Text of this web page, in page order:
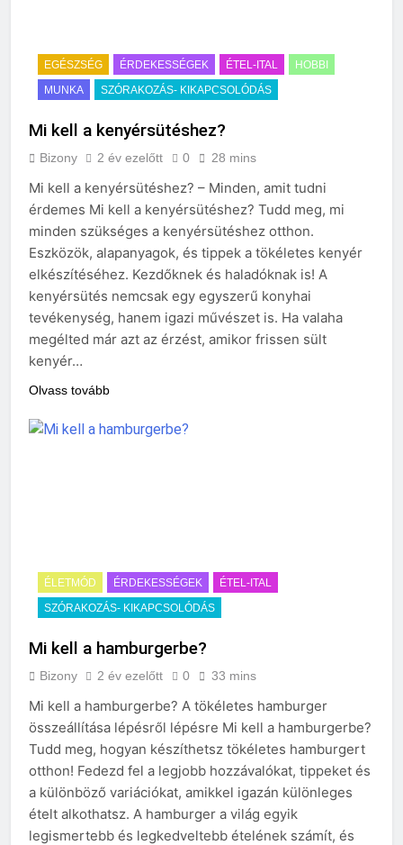
EGÉSZSÉG ÉRDEKESSÉGEK ÉTEL-ITAL
HOBBI
MUNKA
SZÓRAKOZÁS- KIKAPCSOLÓDÁS
Mi kell a kenyérsütéshez?
Bizony 2 év ezelőtt 0 28 mins
Mi kell a kenyérsütéshez? – Minden, amit tudni
érdemes Mi kell a kenyérsütéshez? Tudd meg, mi
minden szükséges a kenyérsütéshez otthon.
Eszközök, alapanyagok, és tippek a tökéletes kenyér
elkészítéséhez. Kezdőknek és haladóknak is! A
kenyérsütés nemcsak egy egyszerű konyhai
tevékenység, hanem igazi művészet is. Ha valaha
megélted már azt az érzést, amikor frissen sült
kenyér…
Olvass tovább
ÉLETMÓD ÉRDEKESSÉGEK
ÉTEL-ITAL
SZÓRAKOZÁS- KIKAPCSOLÓDÁS
Mi kell a hamburgerbe?
Bizony 2 év ezelőtt 0 33 mins
Mi kell a hamburgerbe? A tökéletes hamburger
összeállítása lépésről lépésre Mi kell a hamburgerbe?
Tudd meg, hogyan készíthetsz tökéletes hamburgert
otthon! Fedezd fel a legjobb hozzávalókat, tippeket és
a különböző variációkat, amikkel igazán különleges
ételt alkothatsz. A hamburger a világ egyik
legismertebb és legkedveltebb ételének számít, és